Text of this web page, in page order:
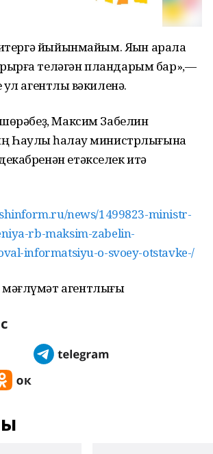
йыйынмайым. Яҡын арала
теләгән пландарым бар»,—
агентлыҡ вәкиленә.
Максим Забелин
Һаулыҡ һаҡлау министрлығына
етәкселек итә
news/1499823-ministr-
rb-maksim-zabelin-
informatsiyu-o-svoey-otstavke-/
агентлығы